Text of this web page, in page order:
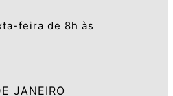
feira de 8h às
JANEIRO